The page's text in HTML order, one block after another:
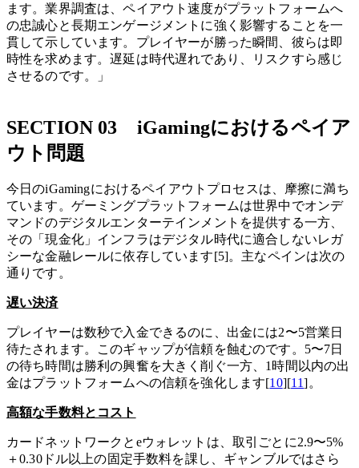
ます。業界調査は、ペイアウト速度がプラットフォームへ
の忠誠心と長期エンゲージメントに強く影響することを一
貫して示しています。プレイヤーが勝った瞬間、彼らは即
時性を求めます。遅延は時代遅れであり、リスクすら感じ
させるのです。」
SECTION 03 iGamingにおけるペイア
ウト問題
今日のiGamingにおけるペイアウトプロセスは、摩擦に満ち
ています。ゲーミングプラットフォームは世界中でオンデ
マンドのデジタルエンターテインメントを提供する一方、
その「現金化」インフラはデジタル時代に適合しないレガ
シーな金融レールに依存しています[5]。主なペインは次の
通りです。
遅い決済
プレイヤーは数秒で入金できるのに、出金には2〜5営業日
待たされます。このギャップが信頼を蝕むのです。5〜7日
の待ち時間は勝利の興奮を大きく削ぐ一方、1時間以内の出
金はプラットフォームへの信頼を強化します[10][11]。
高額な手数料とコスト
カードネットワークとeウォレットは、取引ごとに2.9〜5%
＋0.30ドル以上の固定手数料を課し、ギャンブルではさら